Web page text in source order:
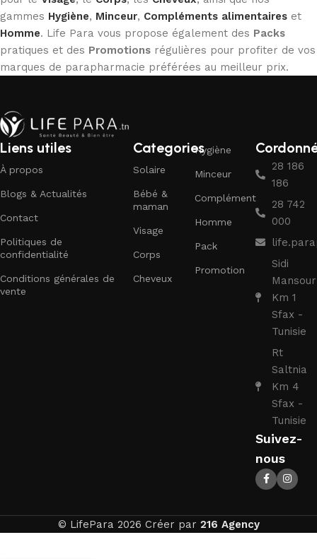
gammes Hygiène, Minceur, Compléments alimentaires et
Homme. Life Para vous propose également des Packs
pratiques et des Promotions régulières pour profiter de vos
marques de parapharmacie préférées au meilleur prix.
Liens utiles
À propos
Blogs & Actualités
Contact
Politiques de
confidentialité
Conditions générales de
vente
Categories
Solaire
Bébé &
maman
Visage
Corps
Cheveux
Hygiène
Minceur
Complément
Homme
Pack
Promotion
28 186
186
28 742
000
Sidi
Mansour
Km 1
Sfax -
Tunisie
Rt
Saltnia
Km 4
Sfax -
Tunisie
Suivez-
nous
© LifePara 2026 Créer par 216 Agency